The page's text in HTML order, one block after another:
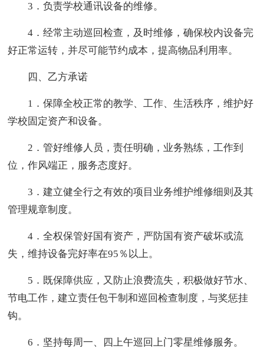
3．负责学校通讯设备的维修。
4．经常主动巡回检查，及时维修，确保校内设备完
好正常运转，并尽可能节约成本，提高物品利用率。
四、乙方承诺
1．保障全校正常的教学、工作、生活秩序，维护好
学校固定资产和设备。
2．管好维修人员，责任明确，业务熟练，工作到
位，作风端正，服务态度好。
3．建立健全行之有效的项目业务维护维修细则及其
管理规章制度。
4．全权保管好国有资产，严防国有资产破坏或流
失，维持设备完好率在95％以上。
5．既保障供应，又防止浪费流失，积极做好节水、
节电工作，建立责任包干制和巡回检查制度，与奖惩挂
钩。
6．坚持每周一、四上午巡回上门零星维修服务。